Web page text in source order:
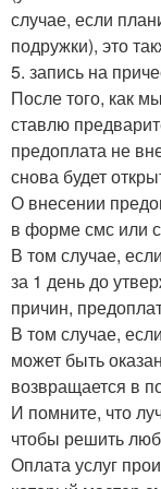
случае, если
подружки), это
5. запись на
После того, как
ставлю
предоплата не
снова будет
О внесении
в форме смс или
В том случае,
за 1 день до
причин,
В том случае,
может быть
возвращается в
И помните, что
чтобы решить
Оплата услуг